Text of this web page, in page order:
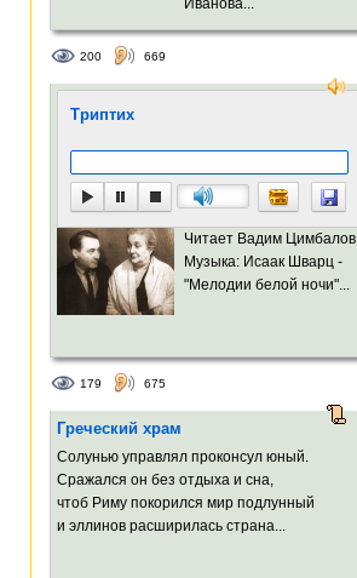
200 669
Триптих
Читает Вадим Цимбалов
Музыка: Исаак Шварц -
"Мелодии белой ночи"...
179 675
Греческий храм
Солунью управлял проконсул юный.
Сражался он без отдыха и сна,
чтоб Риму покорился мир подлунный
и эллинов расширилась страна...